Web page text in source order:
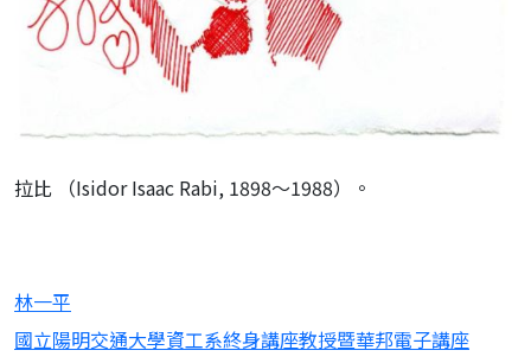
拉比 （Isidor Isaac Rabi, 1898～1988）。
林一平
國立陽明交通大學資工系終身講座教授暨華邦電子講座